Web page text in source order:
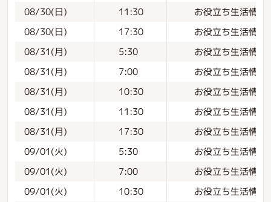
08/30(日) 11:30 お役立ち生活情報
08/30(日) 17:30 お役立ち生活情報
08/31(月) 5:30 お役立ち生活情報
08/31(月) 7:00 お役立ち生活情報
08/31(月) 10:30 お役立ち生活情報
08/31(月) 11:30 お役立ち生活情報
08/31(月) 17:30 お役立ち生活情報
09/01(火) 5:30 お役立ち生活情報
09/01(火) 7:00 お役立ち生活情報
09/01(火) 10:30 お役立ち生活情報